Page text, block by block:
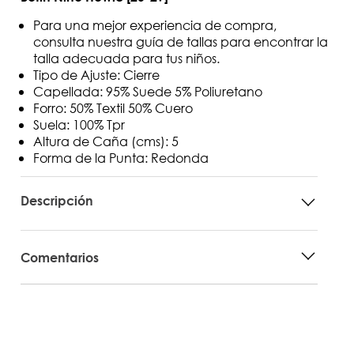
Para una mejor experiencia de compra,
consulta nuestra guía de tallas para encontrar la
talla adecuada para tus niños.
Tipo de Ajuste: Cierre
Capellada: 95% Suede 5% Poliuretano
Forro: 50% Textil 50% Cuero
Suela: 100% Tpr
Altura de Caña (cms): 5
Forma de la Punta: Redonda
Descripción
Comentarios